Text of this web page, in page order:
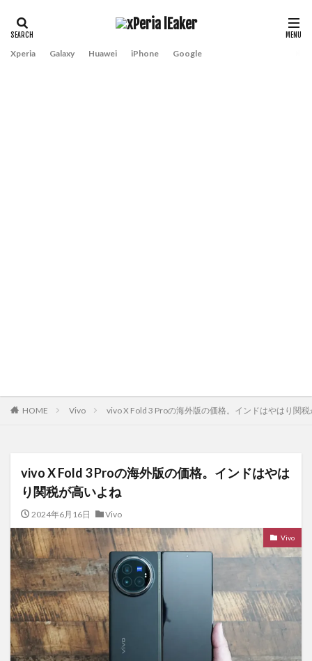
Xperia Galaxy Huawei iPhone Google
HOME Vivo vivo X Fold 3 Proの海外版の価格。インドはやはり関
vivo X Fold 3 Proの海外版の価格。インドはやは
り関税が高いよね
2024年6月16日 Vivo
Vivo